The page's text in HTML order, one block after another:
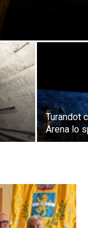
Turandot
Arena lo